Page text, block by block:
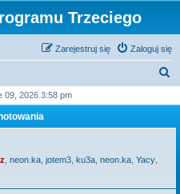
Trzeciego
Zaloguj się
Zarejestruj się
k
09, 2026 3:58 pm
neon.ka jotem3 ku3a neon.ka Yacy